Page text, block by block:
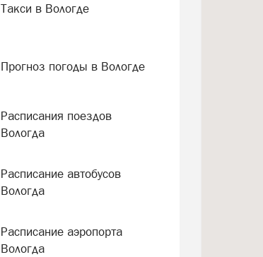
Такси в Вологде
Прогноз погоды в Вологде
Расписания поездов
Вологда
Расписание автобусов
Вологда
Расписание аэропорта
Вологда